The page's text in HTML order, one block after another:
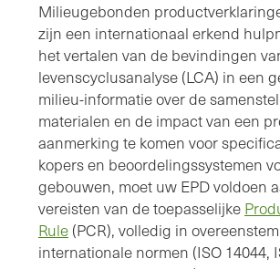
Milieugebonden
zijn een internationaal erkend
het vertalen van de bevindingen
levenscyclusanalyse (LCA) in een
milieu-informatie over de
materialen en de impact van een
aanmerking te komen voor
kopers en beoordelingssystemen
gebouwen, moet uw EPD voldoen
vereisten van de toepasselijke
Rule (PCR), volledig in
internationale normen (ISO 14044,